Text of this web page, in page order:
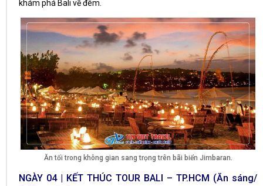
khám phá Bali về đêm.
Ăn tối trong không gian sang trọng trên bãi biển Jimbaran.
NGÀY 04 | KẾT THÚC TOUR BALI – TP.HCM (Ăn sáng/